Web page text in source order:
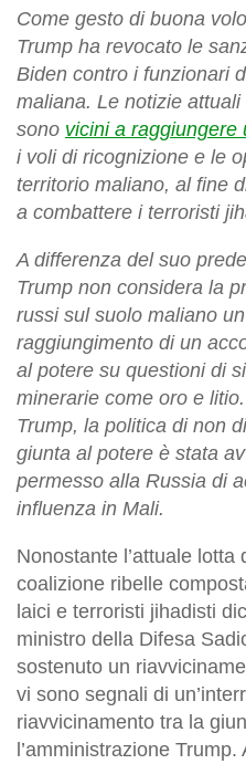
Come gesto di buona
Trump ha revocato le
Biden contro i funzionari
maliana. Le notizie
sono vicini a raggiungere
i voli di ricognizione e le
territorio maliano, al fine
a combattere i terroristi
A differenza del suo
Trump non considera la
russi sul suolo maliano
raggiungimento di un
al potere su questioni di
minerarie come oro e
Trump, la politica di non
giunta al potere è stata
permesso alla Russia di
influenza in Mali.
Nonostante l’attuale lotta
coalizione ribelle
laici e terroristi jihadisti
ministro della Difesa
sostenuto un
vi sono segnali di
riavvicinamento tra la
l’amministrazione